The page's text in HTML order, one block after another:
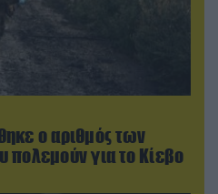
ο αριθμός των
για το Κίεβο